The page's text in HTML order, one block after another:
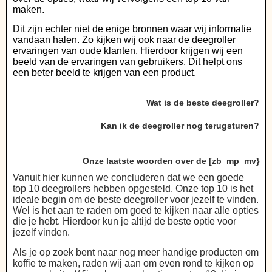
maken.
Dit zijn echter niet de enige bronnen waar wij informatie
vandaan halen. Zo kijken wij ook naar de deegroller
ervaringen van oude klanten. Hierdoor krijgen wij een
beeld van de ervaringen van gebruikers. Dit helpt ons
een beter beeld te krijgen van een product.
Wat is de beste deegroller?
Kan ik de deegroller nog terugsturen?
Onze laatste woorden over de [zb_mp_mv}
Vanuit hier kunnen we concluderen dat we een goede
top 10 deegrollers hebben opgesteld. Onze top 10 is het
ideale begin om de beste deegroller voor jezelf te vinden.
Wel is het aan te raden om goed te kijken naar alle opties
die je hebt. Hierdoor kun je altijd de beste optie voor
jezelf vinden.
Als je op zoek bent naar nog meer handige producten om
koffie te maken, raden wij aan om even rond te kijken op